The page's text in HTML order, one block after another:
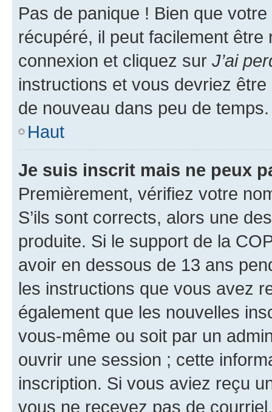
Pas de panique ! Bien que
récupéré, il peut facilement
connexion et cliquez sur J’ai
instructions et vous devriez
de nouveau dans peu de temps.
Haut
Je suis inscrit mais ne peux
Premièrement, vérifiez votre
S’ils sont corrects, alors une
produite. Si le support de la
avoir en dessous de 13 ans
les instructions que vous avez
également que les nouvelles
vous-même ou soit par un
ouvrir une session ; cette
inscription. Si vous aviez reçu
vous ne recevez pas de